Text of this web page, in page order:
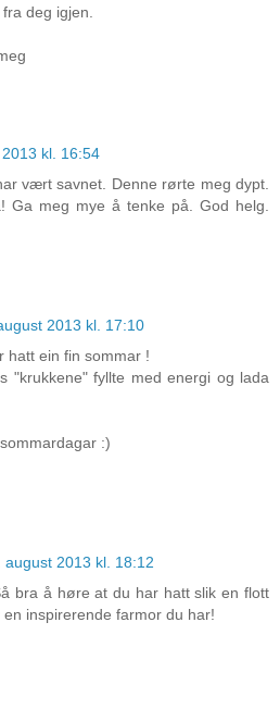
deg igjen.
kl. 16:54
vært savnet. Denne rørte meg dypt.
Ga meg mye å tenke på. God helg.
2013 kl. 17:10
hatt ein fin sommar !
"krukkene" fyllte med energi og lada
:)
august 2013 kl. 18:12
bra å høre at du har hatt slik en flott
inspirerende farmor du har!